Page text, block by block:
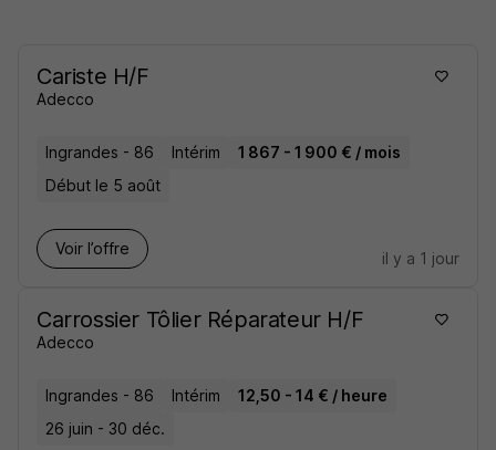
Cariste H/F
Adecco
Ingrandes - 86 Intérim
1 867 - 1 900 € / mois
Début le 5 août
Voir l’offre
il y a 1 jour
Carrossier Tôlier Réparateur H/F
Adecco
Ingrandes - 86 Intérim
12,50 - 14 € / heure
26 juin - 30 déc.